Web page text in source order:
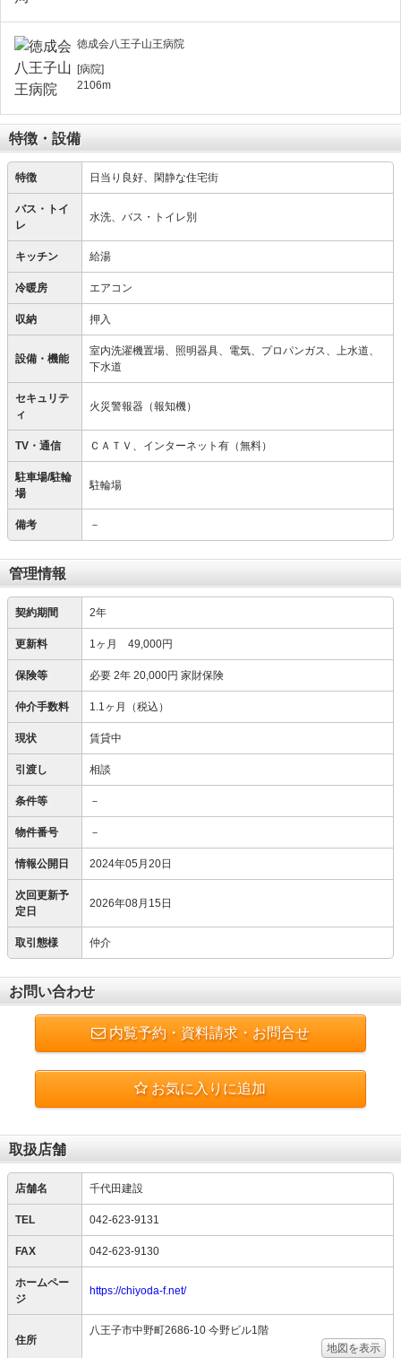
徳成会八王子山王病院
[病院]
2106m
特徴・設備
特徴 日当り良好、閑静な住宅街
バス・トイ
レ
水洗、バス・トイレ別
キッチン 給湯
冷暖房 エアコン
収納 押入
設備・機能
室内洗濯機置場、照明器具、電気、プロパンガス、上水道、
下水道
セキュリテ
ィ
火災警報器（報知機）
TV・通信 ＣＡＴＶ、インターネット有（無料）
駐車場/駐輪
場
駐輪場
備考 －
管理情報
契約期間 2年
更新料 1ヶ月 49,000円
保険等 必要 2年 20,000円 家財保険
仲介手数料 1.1ヶ月（税込）
現状 賃貸中
引渡し 相談
条件等 －
物件番号 －
情報公開日 2024年05月20日
次回更新予
定日
2026年08月15日
取引態様 仲介
お問い合わせ
内覧予約・資料請求・お問合せ
お気に入りに追加
取扱店舗
店舗名 千代田建設
TEL 042-623-9131
FAX 042-623-9130
ホームペー
ジ
https://chiyoda-f.net/
住所
八王子市中野町2686-10 今野ビル1階
地図を表示